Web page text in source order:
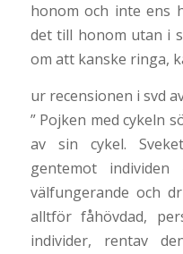
honom och inte ens
det till honom utan i
om att kanske ringa,
ur recensionen i svd
” Pojken med cykeln
av sin cykel.
gentemot
välfungerande och
alltför fåhövdad,
individer, rentav